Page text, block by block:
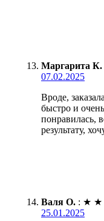
Маргарита К.
07.02.2025
Вроде,
быстро и
понравилась,
результату,
Валя О. : ★ ★
25.01.2025